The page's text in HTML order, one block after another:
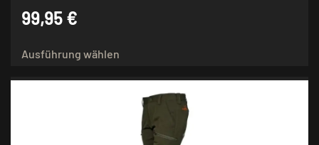
99,95 €
Ausführung wählen
mehrere
Varianten